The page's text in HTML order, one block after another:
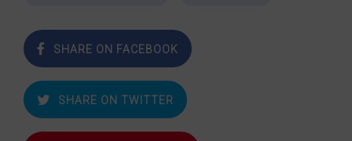
SHARE ON FACEBOOK
SHARE ON TWITTER